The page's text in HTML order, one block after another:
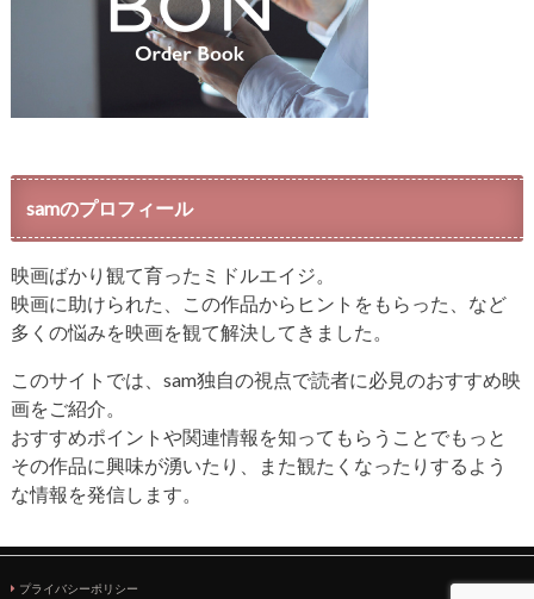
samのプロフィール
映画ばかり観て育ったミドルエイジ。
映画に助けられた、この作品からヒントをもらった、など
多くの悩みを映画を観て解決してきました。
このサイトでは、sam独自の視点で読者に必見のおすすめ映
画をご紹介。
おすすめポイントや関連情報を知ってもらうことでもっと
その作品に興味が湧いたり、また観たくなったりするよう
な情報を発信します。
プライバシーポリシー